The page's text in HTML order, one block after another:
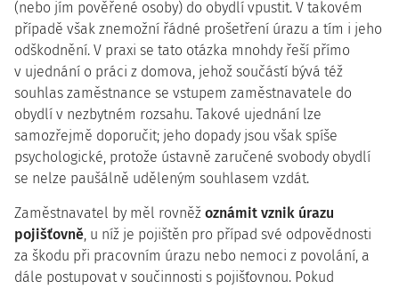
(nebo jím pověřené osoby) do obydlí vpustit. V takovém
případě však znemožní řádné prošetření úrazu a tím i jeho
odškodnění. V praxi se tato otázka mnohdy řeší přímo
v ujednání o práci z domova, jehož součástí bývá též
souhlas zaměstnance se vstupem zaměstnavatele do
obydlí v nezbytném rozsahu. Takové ujednání lze
samozřejmě doporučit; jeho dopady jsou však spíše
psychologické, protože ústavně zaručené svobody obydlí
se nelze paušálně uděleným souhlasem vzdát.
Zaměstnavatel by měl rovněž oznámit vznik úrazu
pojišťovně, u níž je pojištěn pro případ své odpovědnosti
za škodu při pracovním úrazu nebo nemoci z povolání, a
dále postupovat v součinnosti s pojišťovnou. Pokud